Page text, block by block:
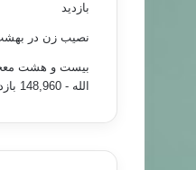
بازدید
نصیب زن در
بیست و هشت
الله - 148,960 بازدید